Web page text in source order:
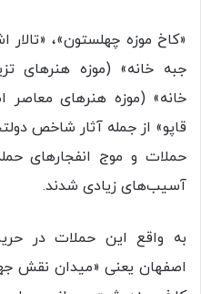
«کاخ موزه چهلستون»، «تالار
جبه خانه» (موزه هنرهای
خانه» (موزه هنرهای
قاپو» از جمله آثار شاخص
حملات و موج انفجارهای
آسیب‌های زیادی شدند.
به واقع این حملات در
اصفهان یعنی «میدان نقش